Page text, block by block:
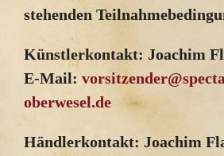
stehenden
Künstlerkontakt: Joachim
E-Mail:
oberwesel.de
Händlerkontakt: Joachim